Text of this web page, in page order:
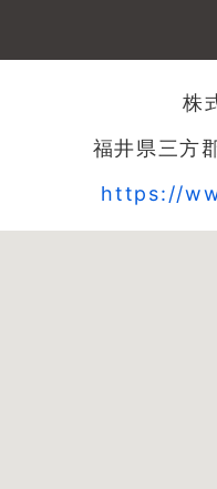
株
福井県三方
https://